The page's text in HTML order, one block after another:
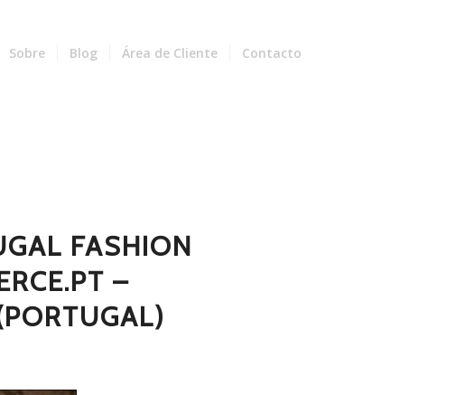
Sobre Blog Área de Cliente Contacto
FASHION
–